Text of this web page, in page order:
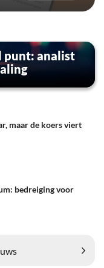
punt: analist
maar de koers viert
bedreiging voor